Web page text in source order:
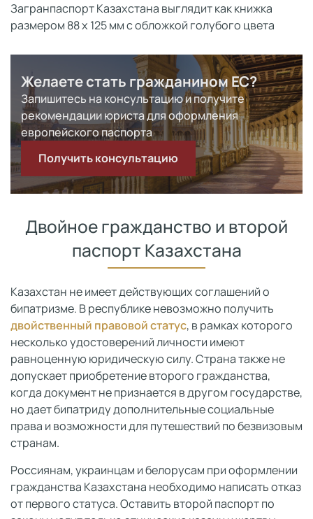
Загранпаспорт Казахстана выглядит как книжка
размером 88 х 125 мм с обложкой голубого цвета
Желаете стать гражданином ЕС?
Запишитесь на консультацию и получите
рекомендации юриста для оформления
европейского паспорта
Получить консультацию
Двойное гражданство и второй
паспорт Казахстана
Казахстан не имеет действующих соглашений о
бипатризме. В республике невозможно получить
двойственный правовой статус, в рамках которого
несколько удостоверений личности имеют
равноценную юридическую силу. Страна также не
допускает приобретение второго гражданства,
когда документ не признается в другом государстве,
но дает бипатриду дополнительные социальные
права и возможности для путешествий по безвизовым
странам.
Россиянам, украинцам и белорусам при оформлении
гражданства Казахстана необходимо написать отказ
от первого статуса. Оставить второй паспорт по